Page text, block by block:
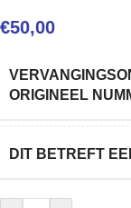
€50,00
ORIGINEEL
DIT BETREFT